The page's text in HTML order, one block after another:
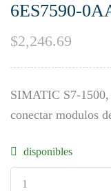
6ES7590-
$2,246.69
SIMATIC S7-1500,
conectar modulos
disponibles